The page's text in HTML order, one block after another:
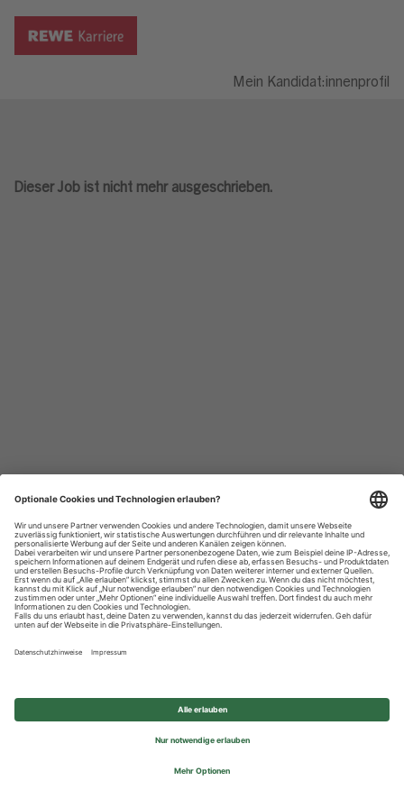
Mein Kandidat:innenprofil
Dieser Job ist nicht mehr ausgeschrieben.
Datenschutzhinweise
Impressum
Privatsphäre-Einstellungen
© 2026 REWE Group - All rights reserved